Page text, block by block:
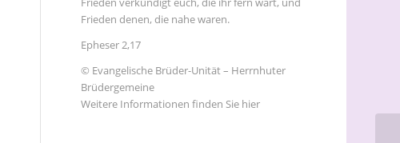
Frieden denen, die nahe waren.
Epheser 2,17
© Evangelische Brüder-Unität – Herrnhuter
Brüdergemeine
Weitere Informationen finden Sie hier